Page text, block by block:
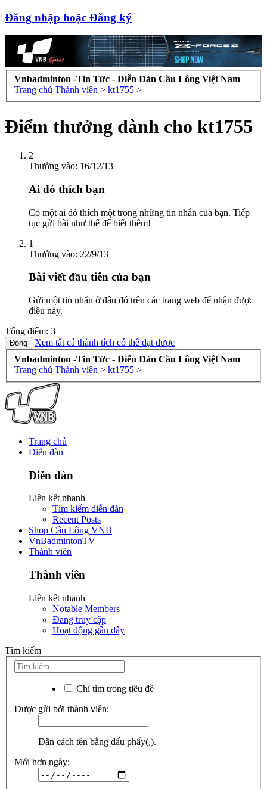
Đăng nhập hoặc Đăng ký
Vnbadminton -Tin Tức - Diễn Đàn Cầu Lông Việt Nam
Trang chủ Thành viên > kt1755 >
Điểm thưởng dành cho kt1755
2
Thưởng vào: 16/12/13
Ai đó thích bạn
Có một ai đó thích một trong những tin nhắn của bạn. Tiếp
tục gửi bài như thế để biết thêm!
1
Thưởng vào: 22/9/13
Bài viết đầu tiên của bạn
Gửi một tin nhắn ở đâu đó trên các trang web để nhận được
điều này.
Tổng điểm: 3
Xem tất cả thành tích có thể đạt được
Vnbadminton -Tin Tức - Diễn Đàn Cầu Lông Việt Nam
Trang chủ Thành viên > kt1755 >
Trang chủ
Diễn đàn
Diễn đàn
Liên kết nhanh
Tìm kiếm diễn đàn
Recent Posts
Shop Cầu Lông VNB
VnBadmintonTV
Thành viên
Thành viên
Liên kết nhanh
Notable Members
Đang truy cập
Hoạt động gần đây
Tìm kiếm
Chỉ tìm trong tiêu đề
Được gửi bởi thành viên:
Dãn cách tên bằng dấu phẩy(,).
Mới hơn ngày: